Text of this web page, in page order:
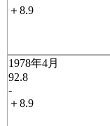
＋8.9
1978年4月
92.8
-
＋8.9